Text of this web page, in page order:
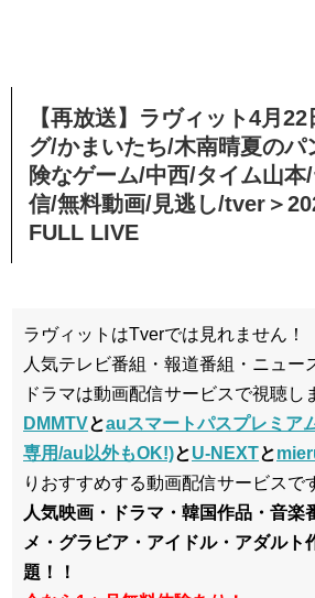
【再放送】ラヴィット4月
グ/かまいたち/木南晴夏のパ
険なゲーム/中西/タイム山本
信/無料動画/見逃し/tver＞
FULL LIVE
ラヴィットはTverでは見れません！
人気テレビ番組・報道番組・ニュー
ドラマは動画配信サービスで視聴し
DMMTVとauスマートパスプレミア
専用/au以外もOK!)とU-NEXTと
りおすすめする動画配信サービスで
人気映画・ドラマ・韓国作品・音楽
メ・グラビア・アイドル・アダルト
題！！